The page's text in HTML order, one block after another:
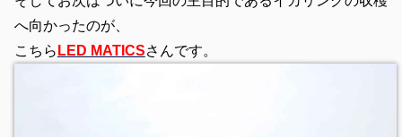
へ向かったのが、
こちら LED MATICSさんです。